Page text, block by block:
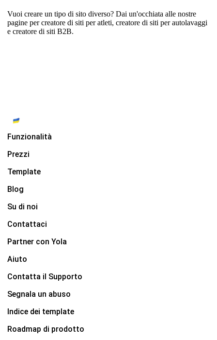
Vuoi creare un tipo di sito diverso? Dai un'occhiata alle nostre
pagine percreatore di siti per atleti, creatore di siti per autolavaggi
e creatore di siti B2B.
Funzionalità
Prezzi
Template
Blog
Su di noi
Contattaci
Partner con Yola
Aiuto
Contatta il Supporto
Segnala un abuso
Indice dei template
Roadmap di prodotto